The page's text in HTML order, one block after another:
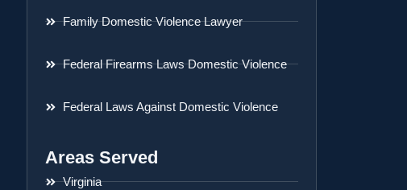
Family Domestic Violence Lawyer
Federal Firearms Laws Domestic Violence
Federal Laws Against Domestic Violence
Areas Served
Virginia